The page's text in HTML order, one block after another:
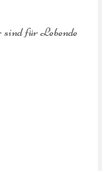
sind für Lebende